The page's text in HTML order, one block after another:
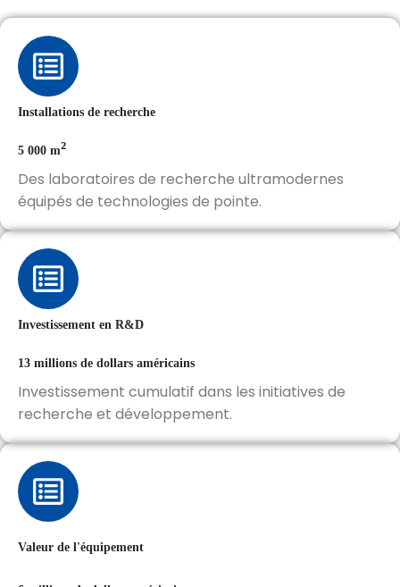
Installations de recherche
5 000 m²
Des laboratoires de recherche ultramodernes
équipés de technologies de pointe.
Investissement en R&D
13 millions de dollars américains
Investissement cumulatif dans les initiatives de
recherche et développement.
Valeur de l'équipement